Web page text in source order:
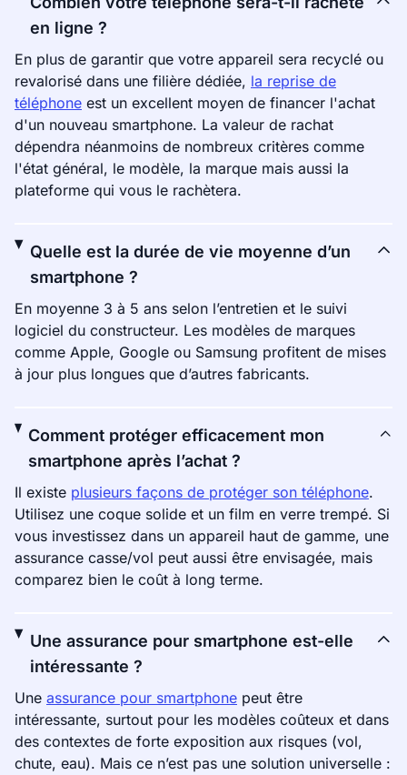
en ligne ?
En plus de garantir que votre appareil sera recyclé ou
revalorisé dans une filière dédiée, la reprise de
téléphone est un excellent moyen de financer l'achat
d'un nouveau smartphone. La valeur de rachat
dépendra néanmoins de nombreux critères comme
l'état général, le modèle, la marque mais aussi la
plateforme qui vous le rachètera.
Quelle est la durée de vie moyenne d’un
smartphone ?
En moyenne 3 à 5 ans selon l’entretien et le suivi
logiciel du constructeur. Les modèles de marques
comme Apple, Google ou Samsung profitent de mises
à jour plus longues que d’autres fabricants.
Comment protéger efficacement mon
smartphone après l’achat ?
Il existe plusieurs façons de protéger son téléphone.
Utilisez une coque solide et un film en verre trempé. Si
vous investissez dans un appareil haut de gamme, une
assurance casse/vol peut aussi être envisagée, mais
comparez bien le coût à long terme.
Une assurance pour smartphone est-elle
intéressante ?
Une assurance pour smartphone peut être
intéressante, surtout pour les modèles coûteux et dans
des contextes de forte exposition aux risques (vol,
chute, eau). Mais ce n’est pas une solution universelle :